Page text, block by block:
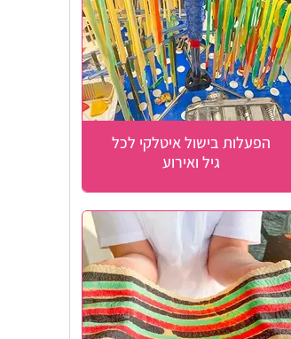
הפעלות בישול איטלקי לכל
גיל ואירוע